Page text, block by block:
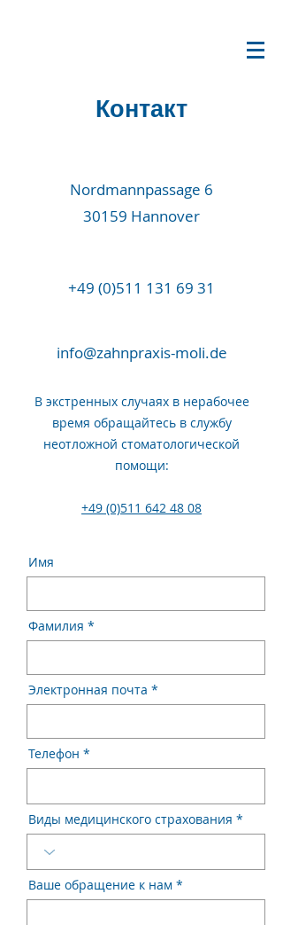
Контакт
Nordmannpassage 6
30159 Hannover
+49 (0)511 131 69 31
info@zahnpraxis-moli.de
В экстренных случаях в нерабочее
время обращайтесь в службу
неотложной стоматологической
помощи:
+49 (0)511 642 48 08
Имя
Фамилия
Электронная почта
Телефон
Виды медицинского страхования
Ваше обращение к нам